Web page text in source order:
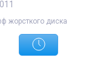
жорсткого диска